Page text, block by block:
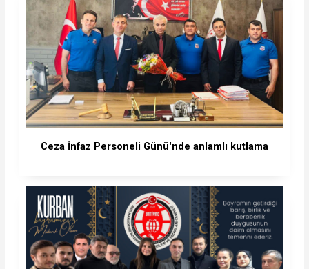
Ceza İnfaz Personeli Günü'nde anlamlı kutlama